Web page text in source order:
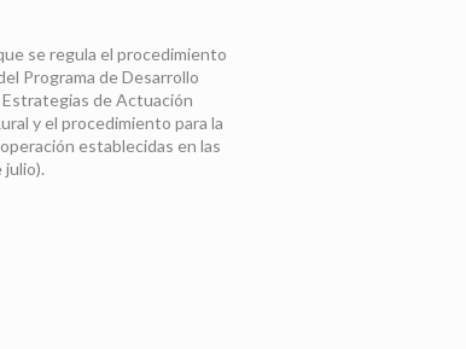
se regula el procedimiento
Programa de Desarrollo
de Actuación
y el procedimiento para la
establecidas en las
julio).